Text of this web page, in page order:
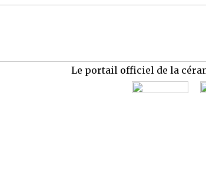
Le portail officiel de la